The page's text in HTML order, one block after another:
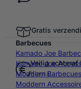
Gratis
Veilig achteraf
Klarna
Barbecues
Kamado Joe
Kamado Joe
Moddern Barbecues
Moddern